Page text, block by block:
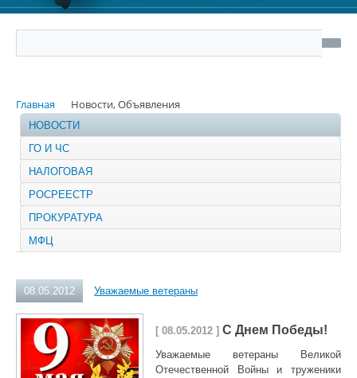
Главная Новости, Объявления
НОВОСТИ
ГО И ЧС
НАЛОГОВАЯ
РОСРЕЕСТР
ПРОКУРАТУРА
МФЦ
08.05.2012 Уважаемые ветераны
[ 08.05.2012 ] С Днем Победы!
Уважаемые ветераны Великой
Отечественной Войны и труженики